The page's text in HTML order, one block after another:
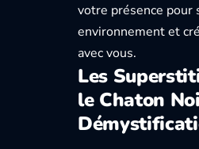
votre présence pour
environnement et
avec vous.
Les
le Chaton